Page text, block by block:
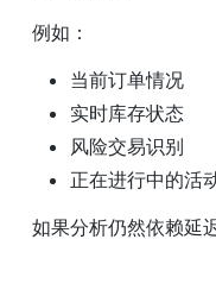
例如：
当前订单情况
实时库存状态
风险交易识别
正在进行中的活
如果分析仍然依赖延